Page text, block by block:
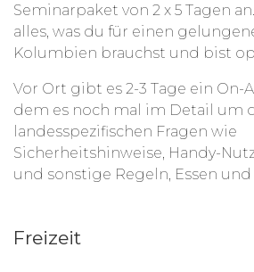
Seminarpaket von 2 x 5 Tagen
alles, was du für einen
Kolumbien brauchst und bist
Vor Ort gibt es 2-3 Tage ein On-
dem es noch mal im Detail um
landesspezifischen Fragen wie
Sicherheitshinweise, Handy-
und sonstige Regeln, Essen
Freizeit